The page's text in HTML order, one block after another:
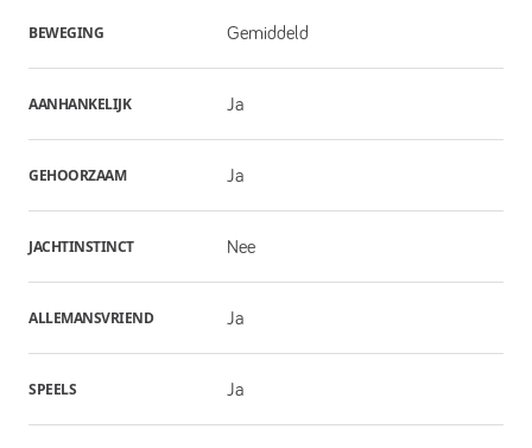
BEWEGING Gemiddeld
AANHANKELIJK Ja
GEHOORZAAM Ja
JACHTINSTINCT Nee
ALLEMANSVRIEND Ja
SPEELS Ja